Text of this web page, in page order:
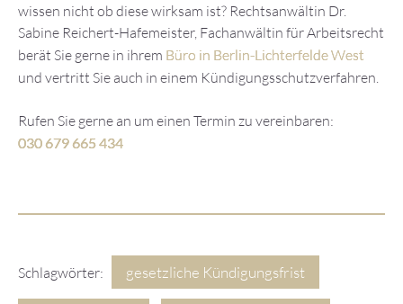
wissen nicht ob diese wirksam ist? Rechtsanwältin Dr.
Sabine Reichert-Hafemeister, Fachanwältin für Arbeitsrecht
berät Sie gerne in ihrem Büro in Berlin-Lichterfelde West
und vertritt Sie auch in einem Kündigungsschutzverfahren.
Rufen Sie gerne an um einen Termin zu vereinbaren:
030 679 665 434
Schlagwörter: gesetzliche Kündigungsfrist